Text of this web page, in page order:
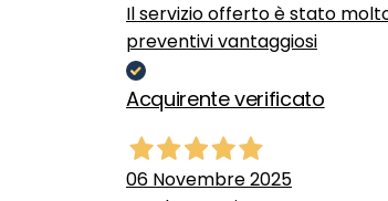
Il servizio offerto è stato
preventivi vantaggiosi
Acquirente verificato
06 Novembre 2025